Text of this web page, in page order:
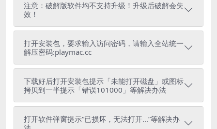
注意：破解版软件均不支持升级！升级后破解会失
效！
打开安装包，要求输入访问密码，请输入全站统一
解压密码:playmac.cc
下载好后打开安装包提示「未能打开磁盘」或图标
拷贝到一半提示「错误101000」等解决办法
打开软件弹窗提示“已损坏，无法打开...”等解决办